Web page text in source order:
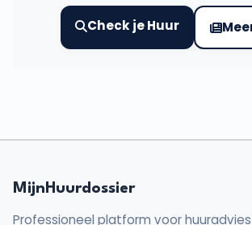
Check je Huur
MijnHuurdossier
Professioneel platform voor